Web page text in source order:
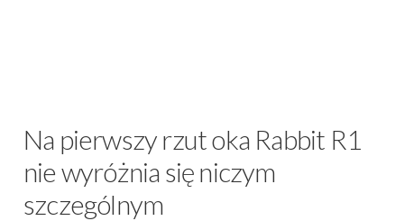
Na pierwszy rzut oka Rabbit R1
nie wyróżnia się niczym
szczególnym